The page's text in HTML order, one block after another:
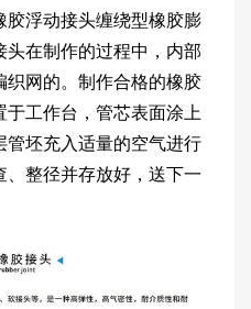
胶浮动接头缠绕型橡胶膨
头在制作的过程中，内部
织网的。制作合格的橡胶
工作台，管芯表面涂上
管坯充入适量的空气进行
整径并存放好，送下一